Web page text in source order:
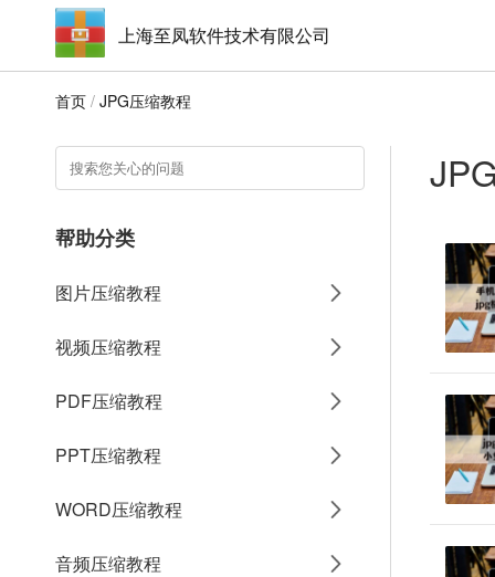
上海至凤软件技术有限公司
首页 / JPG压缩教程
帮助分类
图片压缩教程
视频压缩教程
PDF压缩教程
PPT压缩教程
WORD压缩教程
音频压缩教程